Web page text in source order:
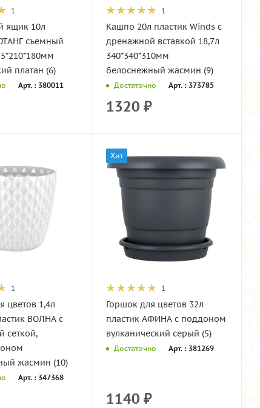
1
ящик 10л
съемный
платан (6)
Арт. : 380011
1
Кашпо 20л пластик Winds с
дренажной вставкой 18,7л
340*340*310мм
белоснежный жасмин (9)
Достаточно Арт. : 373785
1320 ₽
1
цветов 1,4л
ВОЛНА с
сеткой,
жасмин (10)
Арт. : 347368
Хит
1
Горшок для цветов 32л
пластик АФИНА c поддоном
вулканический серый (5)
Достаточно Арт. : 381269
1140 ₽